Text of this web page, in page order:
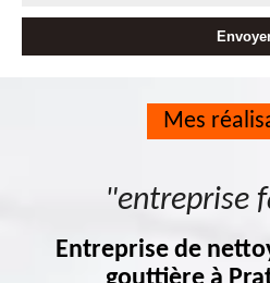
Mes
"entreprise
Entreprise de